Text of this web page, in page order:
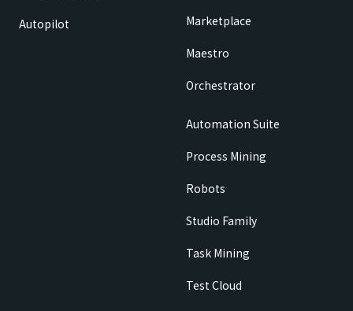
Autopilot Marketplace
Maestro
Orchestrator
Automation Suite
Process Mining
Robots
Studio Family
Task Mining
Test Cloud